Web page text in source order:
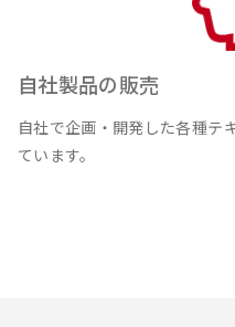
⾃社製品の販売
⾃社で企画・開発した各種テ
ています。